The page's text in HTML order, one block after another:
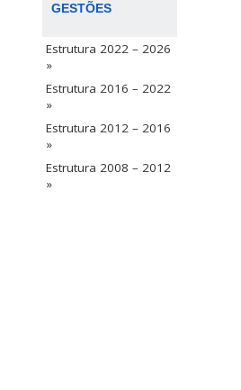
GESTÕES
Estrutura 2022 – 2026
»
Estrutura 2016 – 2022
»
Estrutura 2012 – 2016
»
Estrutura 2008 – 2012
»